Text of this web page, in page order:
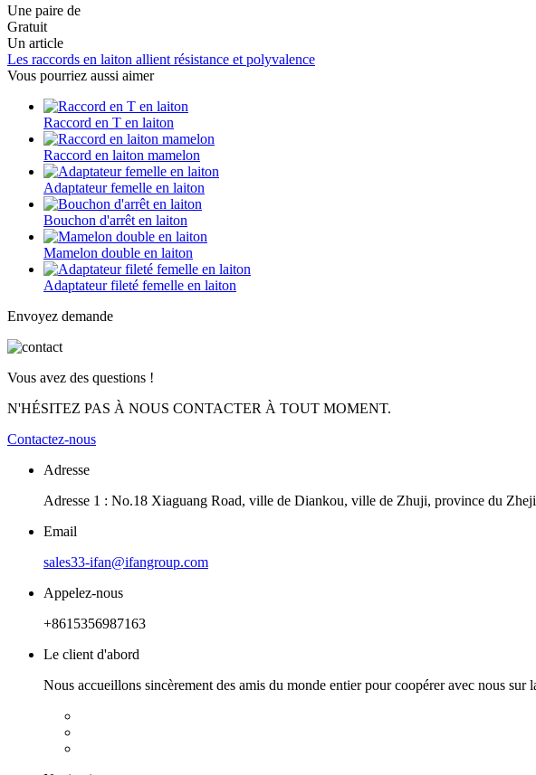
Une paire de
Gratuit
Un article
Les raccords en laiton allient résistance et polyvalence
Vous pourriez aussi aimer
Raccord en T en laiton
Raccord en laiton mamelon
Adaptateur femelle en laiton
Bouchon d'arrêt en laiton
Mamelon double en laiton
Adaptateur fileté femelle en laiton
Envoyez demande
Vous avez des questions !
N'HÉSITEZ PAS À NOUS CONTACTER À TOUT MOMENT.
Contactez-nous
Adresse
Adresse 1 : No.18 Xiaguang Road, ville de Diankou, ville de Zhuji, province du
Email
sales33-ifan@ifangroup.com
Appelez-nous
+8615356987163
Le client d'abord
Nous accueillons sincèrement des amis du monde entier pour coopérer avec nous